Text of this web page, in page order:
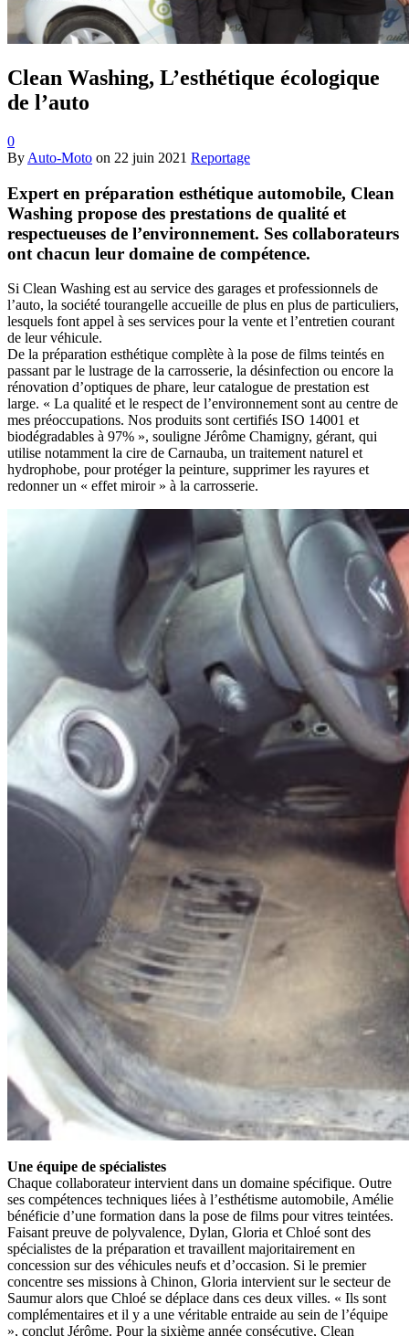
Clean Washing, L’esthétique écologique
de l’auto
0
By Auto-Moto on 22 juin 2021 Reportage
Expert en préparation esthétique automobile, Clean
Washing propose des prestations de qualité et
respectueuses de l’environnement. Ses collaborateurs
ont chacun leur domaine de compétence.
Si Clean Washing est au service des garages et professionnels de
l’auto, la société tourangelle accueille de plus en plus de particuliers,
lesquels font appel à ses services pour la vente et l’entretien courant
de leur véhicule.
De la préparation esthétique complète à la pose de films teintés en
passant par le lustrage de la carrosserie, la désinfection ou encore la
rénovation d’optiques de phare, leur catalogue de prestation est
large. « La qualité et le respect de l’environnement sont au centre de
mes préoccupations. Nos produits sont certifiés ISO 14001 et
biodégradables à 97% », souligne Jérôme Chamigny, gérant, qui
utilise notamment la cire de Carnauba, un traitement naturel et
hydrophobe, pour protéger la peinture, supprimer les rayures et
redonner un « effet miroir » à la carrosserie.
Une équipe de spécialistes
Chaque collaborateur intervient dans un domaine spécifique. Outre
ses compétences techniques liées à l’esthétisme automobile, Amélie
bénéficie d’une formation dans la pose de films pour vitres teintées.
Faisant preuve de polyvalence, Dylan, Gloria et Chloé sont des
spécialistes de la préparation et travaillent majoritairement en
concession sur des véhicules neufs et d’occasion. Si le premier
concentre ses missions à Chinon, Gloria intervient sur le secteur de
Saumur alors que Chloé se déplace dans ces deux villes. « Ils sont
complémentaires et il y a une véritable entraide au sein de l’équipe
», conclut Jérôme. Pour la sixième année consécutive, Clean